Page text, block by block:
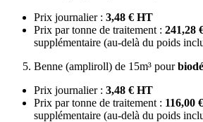
Prix journalier : 3,48 € HT
Prix par tonne de traitement : 241,28
supplémentaire (au-delà du poids
Benne (ampliroll) de 15m³ pour
Prix journalier : 3,48 € HT
Prix par tonne de traitement : 116,00
supplémentaire (au-delà du poids